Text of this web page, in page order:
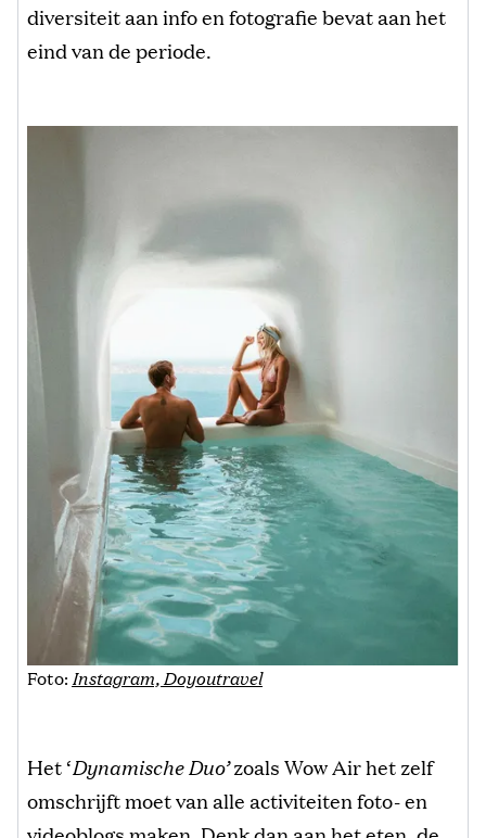
diversiteit aan info en fotografie bevat aan het
eind van de periode.
Foto:Instagram, Doyoutravel
Het ‘Dynamische Duo’zoals Wow Air het zelf
omschrijft moet van alle activiteiten foto- en